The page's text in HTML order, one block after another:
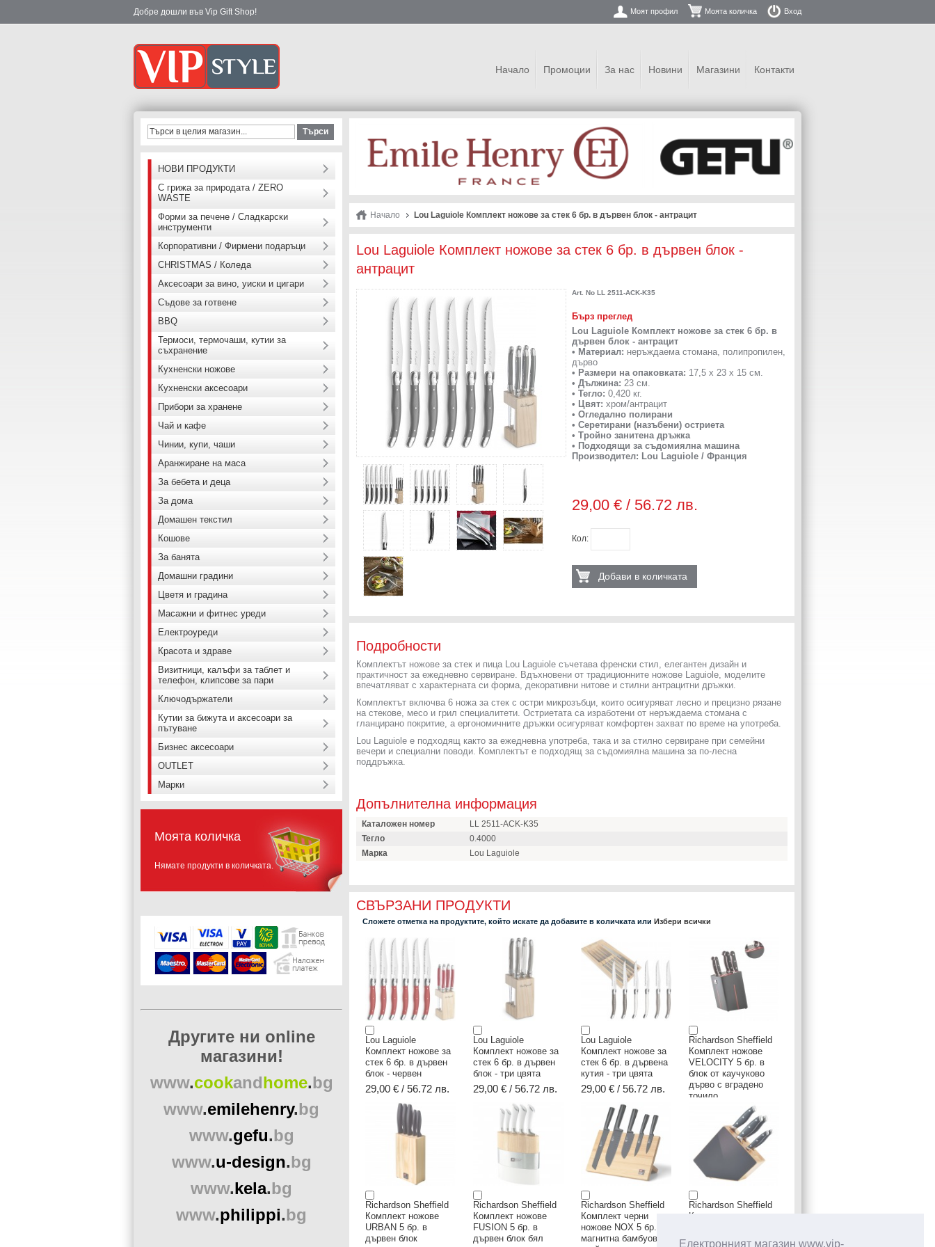
Електронният магазин www.vip-
Добре дошли във Vip Gift Shop! Моят профил Моята количка Вход
Начало Промоции За нас Новини Магазини Контакти
Начало Lou Laguiole Комплект ножове за стек 6 бр. в дървен блок - антрацит
Lou Laguiole Комплект ножове за стек 6 бр. в дървен блок -
антрацит
Art. No LL 2511-ACK-K35
Бърз преглед
Lou Laguiole Комплект ножове за стек 6 бр. в
дървен блок - антрацит
• Материал: неръждаема стомана, полипропилен,
дърво
• Размери на опаковката: 17,5 х 23 х 15 см.
• Дължина: 23 см.
• Тегло: 0,420 кг.
• Цвят: хром/антрацит
• Огледално полирани
• Серетирани (назъбени) остриета
• Тройно занитена дръжка
• Подходящи за съдомиялна машина
Производител: Lou Laguiole / Франция
29,00 € / 56.72 лв.
Кол:
Добави в количката
Подробности
Комплектът ножове за стек и пица Lou Laguiole съчетава френски стил, елегантен дизайн и
практичност за ежедневно сервиране. Вдъхновени от традиционните ножове Laguiole, моделите
впечатляват с характерната си форма, декоративни нитове и стилни антрацитни дръжки.
Комплектът включва 6 ножа за стек с остри микрозъбци, които осигуряват лесно и прецизно рязане
на стекове, месо и грил специалитети. Остриетата са изработени от неръждаема стомана с
гланцирано покритие, а ергономичните дръжки осигуряват комфортен захват по време на употреба.
Lou Laguiole е подходящ както за ежедневна употреба, така и за стилно сервиране при семейни
вечери и специални поводи. Комплектът е подходящ за съдомиялна машина за по-лесна
поддръжка.
Допълнителна информация
Каталожен номер
LL 2511-ACK-K35
Тегло
0.4000
Марка
Lou Laguiole
СВЪРЗАНИ ПРОДУКТИ
Сложете отметка на продуктите, който искате да добавите в количката или Избери всички
Lou Laguiole
Комплект ножове за
стек 6 бр. в дървен
блок - червен
29,00 € / 56.72 лв.
Lou Laguiole
Комплект ножове за
стек 6 бр. в дървен
блок - три цвята
29,00 € / 56.72 лв.
Lou Laguiole
Комплект ножове за
стек 6 бр. в дървена
кутия - три цвята
29,00 € / 56.72 лв.
Richardson Sheffield
Комплект ножове
VELOCITY 5 бр. в
блок от каучуково
дърво с вградено
точило
145,00 € / 283.6 лв.
Richardson Sheffield
Комплект ножове
URBAN 5 бр. в
дървен блок
Richardson Sheffield
Комплект ножове
FUSION 5 бр. в
дървен блок бял
Richardson Sheffield
Комплект черни
ножове NOX 5 бр. с
магнитна бамбуова
Richardson Sheffield
Комплект ножове
Търси
НОВИ ПРОДУКТИ
С грижа за природата / ZERO
WASTE
Форми за печене / Сладкарски
инструменти
Корпоративни / Фирмени подаръци
CHRISTMAS / Коледа
Аксесоари за вино, уиски и цигари
Съдове за готвене
BBQ
Термоси, термочаши, кутии за
съхранение
Кухненски ножове
Кухненски аксесоари
Прибори за хранене
Чай и кафе
Чинии, купи, чаши
Аранжиране на маса
За бебета и деца
За дома
Домашен текстил
Кошове
За банята
Домашни градини
Цветя и градина
Масажни и фитнес уреди
Електроуреди
Красота и здраве
Визитници, калъфи за таблет и
телефон, клипсове за пари
Ключодържатели
Кутии за бижута и аксесоари за
пътуване
Бизнес аксесоари
OUTLET
Марки
Моята количка
Нямате продукти в количката.
Другите ни online
магазини!
www.cookandhome.bg
www.emilehenry.bg
www.gefu.bg
www.u-design.bg
www.kela.bg
www.philippi.bg